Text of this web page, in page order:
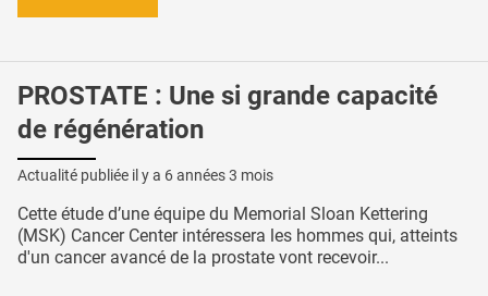
PROSTATE : Une si grande capacité
de régénération
Actualité publiée il y a 6 années 3 mois
Cette étude d’une équipe du Memorial Sloan Kettering
(MSK) Cancer Center intéressera les hommes qui, atteints
d'un cancer avancé de la prostate vont recevoir...